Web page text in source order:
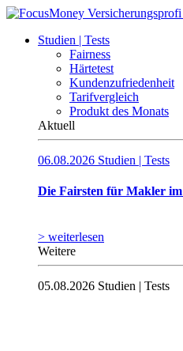
Studien | Tests
Fairness
Härtetest
Kundenzufriedenheit
Tarifvergleich
Produkt des Monats
Aktuell
06.08.2026 Studien | Tests
Die Fairsten für Makler
> weiterlesen
Weitere
05.08.2026 Studien | Tests